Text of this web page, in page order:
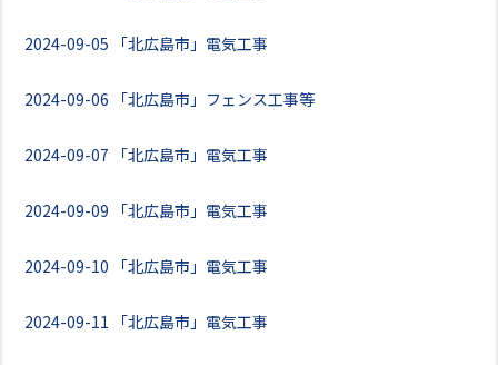
2024-09-05 「北広島市」電気工事
2024-09-06 「北広島市」フェンス工事等
2024-09-07 「北広島市」電気工事
2024-09-09 「北広島市」電気工事
2024-09-10 「北広島市」電気工事
2024-09-11 「北広島市」電気工事